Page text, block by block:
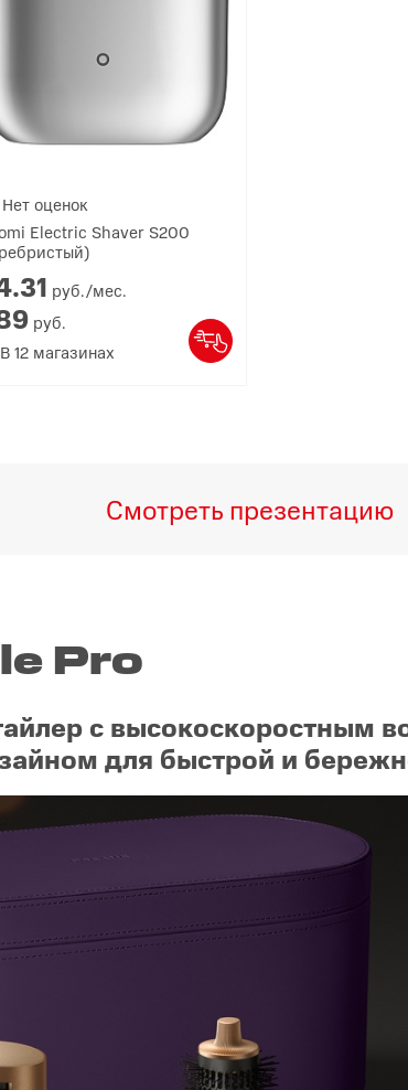
Нет оценок
Electric Shaver S200
31 руб./мес.
руб.
В12магазинах
Смотреть презентацию
Pro
с высокоскоростным
для быстрой и